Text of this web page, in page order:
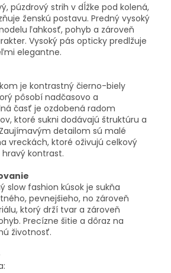
púzdrový strih v dĺžke pod kolená,
ženskú postavu. Predný vysoký
ľahkosť, pohyb a zároveň
Vysoký pás opticky predlžuje
elegantne.
je kontrastný čierno-biely
pôsobí nadčasovo a
časť je ozdobená radom
ktoré sukni dodávajú štruktúru a
detailom sú malé
vreckách, ktoré oživujú celkový
kontrast.
slow fashion kúsok je sukňa
pevnejšieho, no zároveň
ktorý drží tvar a zároveň
Precízne šitie a dôraz na
životnosť.